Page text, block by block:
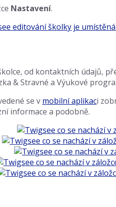
Nastavení.
od kontaktních údajů,
& Stravné a Výukové
se v mobilní aplikaci
informace a podobně.